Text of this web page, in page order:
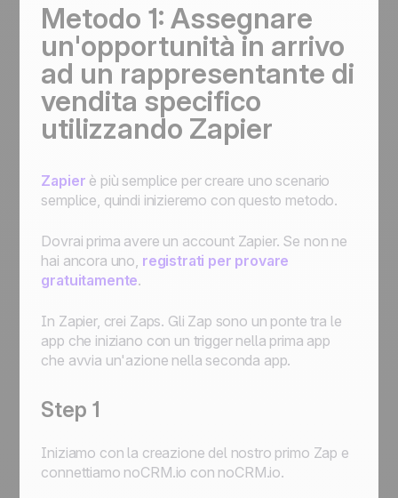
Metodo 1: Assegnare
un'opportunità in arrivo
ad un rappresentante di
vendita specifico
utilizzando Zapier
Zapier è più semplice per creare uno scenario
semplice, quindi inizieremo con questo metodo.
Dovrai prima avere un account Zapier. Se non ne
hai ancora uno, registrati per provare
gratuitamente.
In Zapier, crei Zaps. Gli Zap sono un ponte tra le
app che iniziano con un trigger nella prima app
che avvia un'azione nella seconda app.
Step 1
Iniziamo con la creazione del nostro primo Zap e
connettiamo noCRM.io con noCRM.io.